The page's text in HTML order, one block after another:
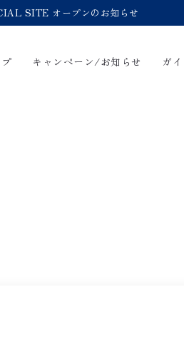
SITE オープンのお知らせ
キャンペーン/お知らせ ガ